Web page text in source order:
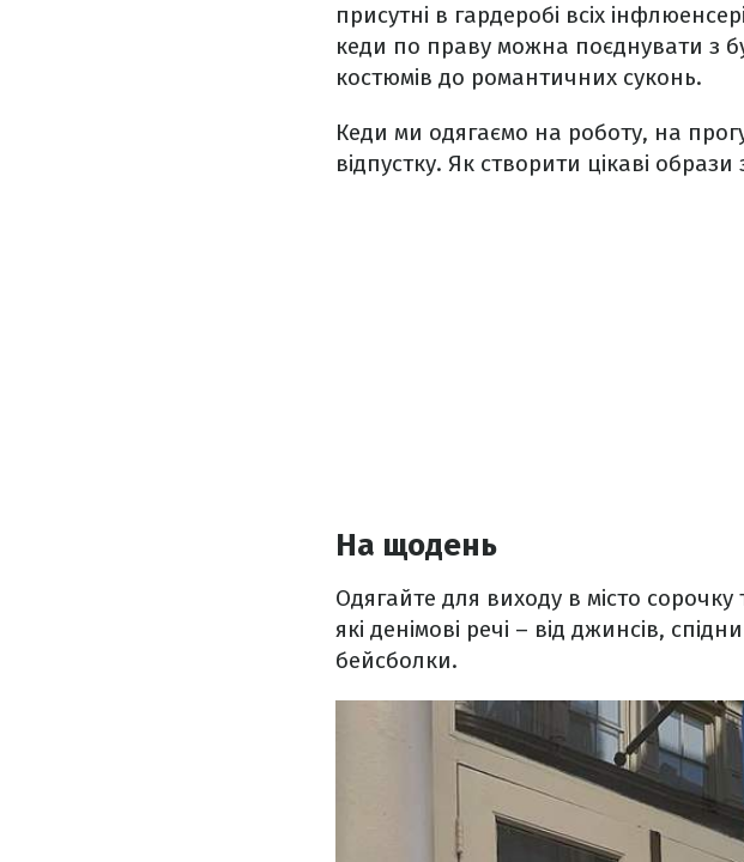
присутні в гардеробі всіх
кеди по праву можна поєднувати з
костюмів до романтичних суконь.
Кеди ми одягаємо на роботу, на
відпустку. Як створити цікаві
На щодень
Одягайте для виходу в місто
які денімові речі – від джинсів,
бейсболки.